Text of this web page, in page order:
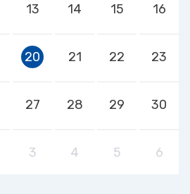
13 14 15 16
20 21 22 23
27 28 29 30
3 4 5 6